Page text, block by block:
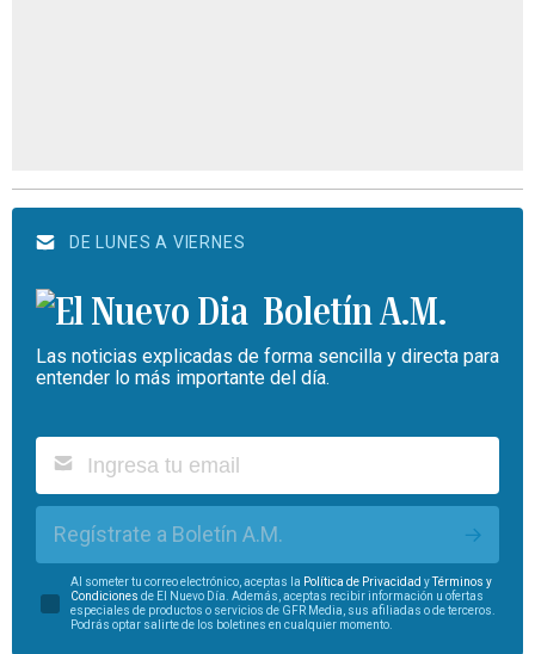
DE LUNES A VIERNES
Boletín A.M.
Las noticias explicadas de forma sencilla y directa para
entender lo más importante del día.
Regístrate a Boletín A.M.
Al someter tu correo electrónico, aceptas la Política de Privacidad yTérminos y
Condiciones de El Nuevo Día. Además, aceptas recibir información u ofertas
especiales de productos o servicios de GFR Media, sus afiliadas o de terceros.
Podrás optar salirte de los boletines en cualquier momento.